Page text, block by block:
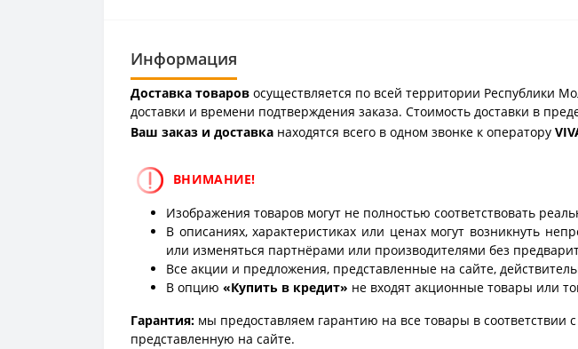
Информация
Доставка товаров осуществляется по всей территории Республики
доставки и времени подтверждения заказа. Стоимость доставки в
Ваш заказ и доставка находятся всего в одном звонке к оператору
ВНИМАНИЕ!
Изображения товаров могут не полностью соответствовать
В описаниях, характеристиках или ценах могут возникнуть
или изменяться партнёрами или производителями без
Все акции и предложения, представленные на сайте,
В опцию «Купить в кредит» не входят акционные товары или
Гарантия: мы предоставляем гарантию на все товары в
представленную на сайте.